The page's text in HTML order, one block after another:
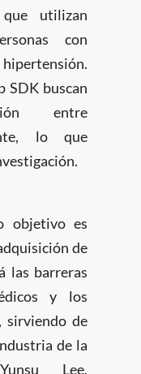
utilizan
con
hipertensión.
SDK buscan
entre
lo que
objetivo es
de
las barreras
y los
sirviendo de
de la
Lee,